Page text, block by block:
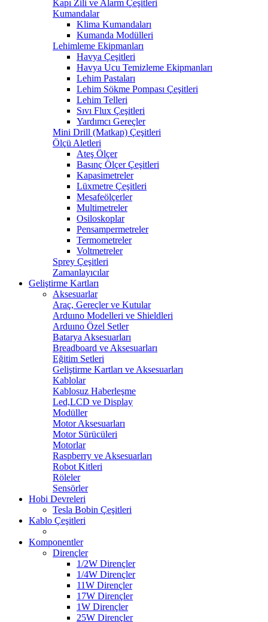
Kapı Zili ve Alarm Çeşitleri
Kumandalar
Klima Kumandaları
Kumanda Modülleri
Lehimleme Ekipmanları
Havya Çeşitleri
Havya Ucu Temizleme Ekipmanları
Lehim Pastaları
Lehim Sökme Pompası Çeşitleri
Lehim Telleri
Sıvı Flux Çeşitleri
Yardımcı Gereçler
Mini Drill (Matkap) Çeşitleri
Ölçü Aletleri
Ateş Ölçer
Basınç Ölçer Çeşitleri
Kapasimetreler
Lüxmetre Çeşitleri
Mesafeölçerler
Multimetreler
Osiloskoplar
Pensampermetreler
Termometreler
Voltmetreler
Sprey Çeşitleri
Zamanlayıcılar
Geliştirme Kartları
Aksesuarlar
Araç, Gereçler ve Kutular
Arduıno Modelleri ve Shieldleri
Arduıno Özel Setler
Batarya Aksesuarları
Breadboard ve Aksesuarları
Eğitim Setleri
Geliştirme Kartları ve Aksesuarları
Kablolar
Kablosuz Haberleşme
Led,LCD ve Display
Modüller
Motor Aksesuarları
Motor Sürücüleri
Motorlar
Raspberry ve Aksesuarları
Robot Kitleri
Röleler
Sensörler
Hobi Devreleri
Tesla Bobin Çeşitleri
Kablo Çeşitleri
Komponentler
Dirençler
1/2W Dirençler
1/4W Dirençler
11W Dirençler
17W Dirençler
1W Dirençler
25W Dirençler